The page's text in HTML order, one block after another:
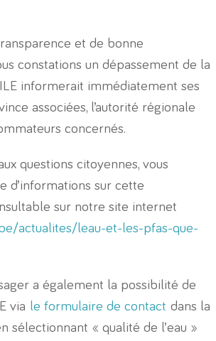
et de bonne
constations un dépassement de la
informerait immédiatement ses
associées, l’autorité régionale
concernés.
questions citoyennes, vous
d’informations sur cette
sur notre site internet
actualites/leau-et-les-pfas-que-
a également la possibilité de
via le formulaire de contact dans la
sélectionnant « qualité de l’eau »